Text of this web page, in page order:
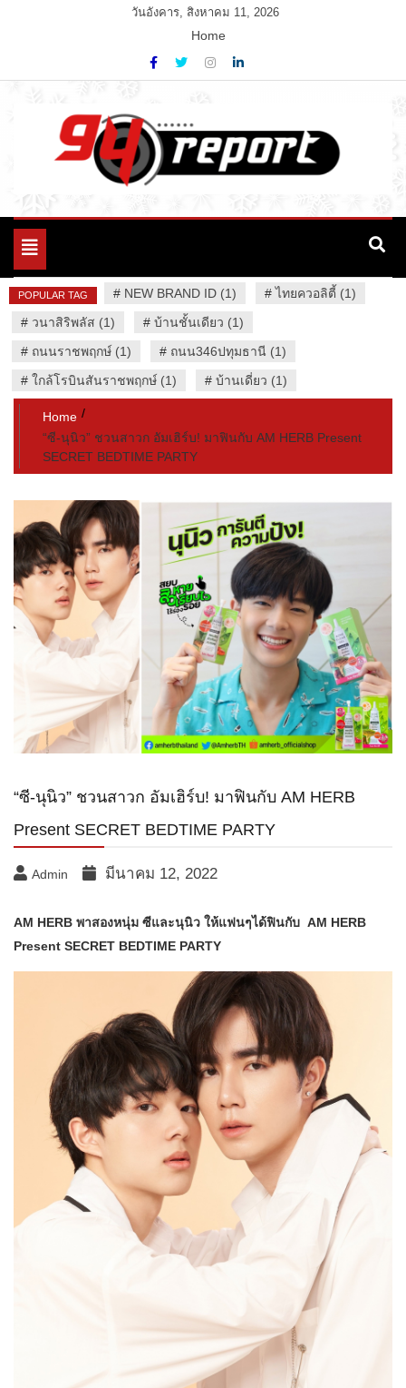
วันอังคาร, สิงหาคม 11, 2026
Home
94 Report.com
Variety News
Toggle
POPULAR TAG # NEW BRAND ID (1) #ไทยควอลิตี้ (1)
# วนาสิริพลัส (1) # บ้านชั้นเดียว (1)
# ถนนราชพฤกษ์ (1) # ถนน346ปทุมธานี (1)
# ใกล้โรบินสันราชพฤกษ์ (1) # บ้านเดี่ยว (1)
Home
“ซี-นุนิว” ชวนสาวก​ อัมเฮิร์บ! ​มาฟินกับ AM HERB Present
SECRET BEDTIME PARTY
“ซี-นุนิว” ชวนสาวก​ อัมเฮิร์บ! ​มาฟินกับ AM HERB
Present SECRET BEDTIME PARTY
Admin มีนาคม 12, 2022
AM HERB พาสองหนุ่ม ซีและนุนิว ให้แฟนๆได้ฟินกับ​ AM HERB
Present SECRET BEDTIME PARTY